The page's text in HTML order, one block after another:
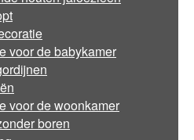
voor de babykamer
voor de woonkamer
boren